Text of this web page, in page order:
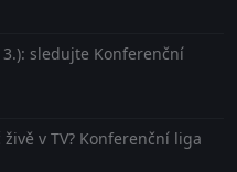
sledujte Konferenční
v TV? Konferenční liga